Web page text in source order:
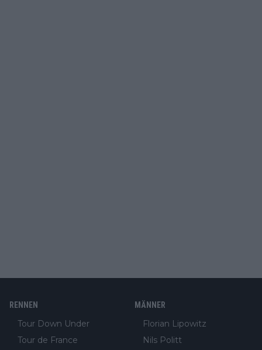
RENNEN
Tour Down Under
Tour de France
MÄNNER
Florian Lipowitz
Nils Politt